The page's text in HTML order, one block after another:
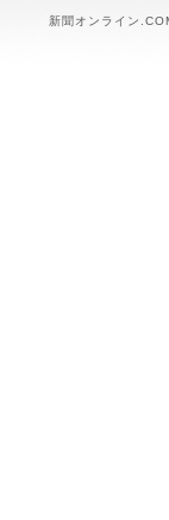
新聞オンライン